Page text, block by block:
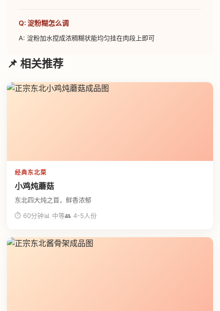
Q: 淀粉糊怎么调
A: 淀粉加水搅成浓稠糊状能均匀挂在肉段上即可
📌 相关推荐
经典东北菜
小鸡炖蘑菇
东北四大炖之首，鲜香浓郁
⏱ 60分钟📊 中等👥 4-5人份